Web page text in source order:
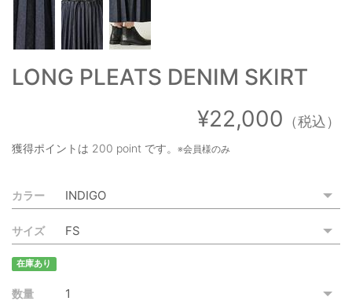
MENS : メンズ
LADIES : レディース
新規会員登録
ご利用ガイド
LONG PLEATS DENIM SKIRT
¥22,000 （税込）
獲得ポイントは 200 point です。 ※会員様のみ
カラー
サイズ
在庫あり
数量